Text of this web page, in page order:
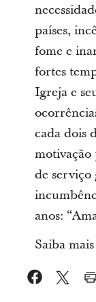
países,
fome e
fortes
Igreja e
cada dois
motivação
de serviço
anos:
Saiba